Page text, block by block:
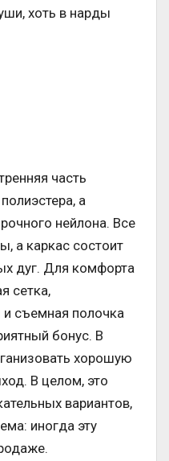
хоть в нарды
часть
а
нейлона. Все
а каркас состоит
дуг. Для комфорта
сетка,
съемная полочка
бонус. В
хорошую
В целом, это
вариантов,
иногда эту